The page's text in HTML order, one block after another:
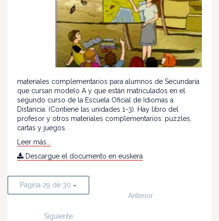
materiales complementarios para alumnos de Secundaria
que cursan modelo A y que están matriculados en el
segundo curso de la Escuela Oficial de Idiomas a
Distancia. (Contiene las unidades 1-3). Hay libro del
profesor y otros materiales complementarios: puzzles,
cartas y juegos.
Leer más...
Descargue el documento en euskera
Página 29 de 30
Anterior
Siguiente